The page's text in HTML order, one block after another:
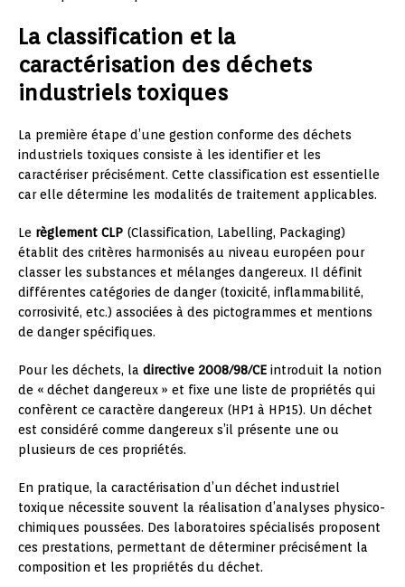
La classification et la
caractérisation des déchets
industriels toxiques
La première étape d’une gestion conforme des déchets
industriels toxiques consiste à les identifier et les
caractériser précisément. Cette classification est essentielle
car elle détermine les modalités de traitement applicables.
Le règlement CLP (Classification, Labelling, Packaging)
établit des critères harmonisés au niveau européen pour
classer les substances et mélanges dangereux. Il définit
différentes catégories de danger (toxicité, inflammabilité,
corrosivité, etc.) associées à des pictogrammes et mentions
de danger spécifiques.
Pour les déchets, la directive 2008/98/CE introduit la notion
de « déchet dangereux » et fixe une liste de propriétés qui
confèrent ce caractère dangereux (HP1 à HP15). Un déchet
est considéré comme dangereux s’il présente une ou
plusieurs de ces propriétés.
En pratique, la caractérisation d’un déchet industriel
toxique nécessite souvent la réalisation d’analyses physico-
chimiques poussées. Des laboratoires spécialisés proposent
ces prestations, permettant de déterminer précisément la
composition et les propriétés du déchet.